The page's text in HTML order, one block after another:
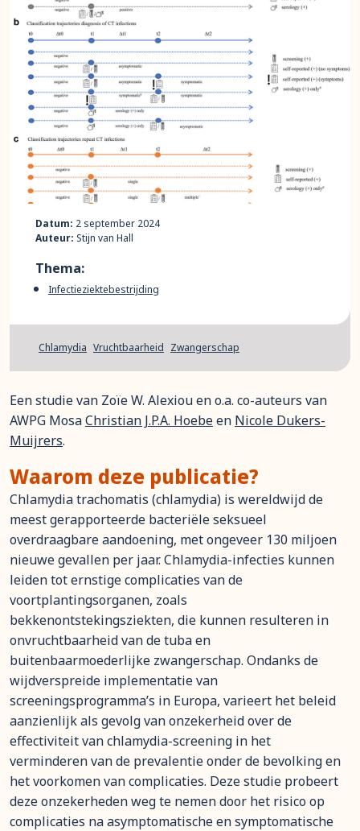
Een studie van Zoïe W. Alexiou en o.a. co-auteurs van
AWPG MosaChristian J.P.A. Hoebeen Nicole Dukers-
Muijrers.
Waarom deze publicatie?
Chlamydia trachomatis (chlamydia) is wereldwijd de
meest gerapporteerde bacteriële seksueel
overdraagbare aandoening, met ongeveer 130 miljoen
nieuwe gevallen per jaar. Chlamydia-infecties kunnen
leiden tot ernstige complicaties van de
voortplantingsorganen, zoals
bekkenontstekingsziekten, die kunnen resulteren in
onvruchtbaarheid van de tuba en
buitenbaarmoederlijke zwangerschap. Ondanks de
wijdverspreide implementatie van
screeningsprogramma’s in Europa, varieert het beleid
aanzienlijk als gevolg van onzekerheid over de
effectiviteit van chlamydia-screening in het
verminderen van de prevalentie onder de bevolking en
het voorkomen van complicaties. Deze studie probeert
deze onzekerheden weg te nemen door het risico op
complicaties na asymptomatische en symptomatische
Datum: 2 september 2024
Auteur: Stijn van Hall
Thema:
Infectieziektebestrijding
Chlamydia Vruchtbaarheid Zwangerschap